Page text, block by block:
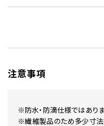
注意事項
※防水・防滴仕様ではありま
※繊維製品のため多少寸法